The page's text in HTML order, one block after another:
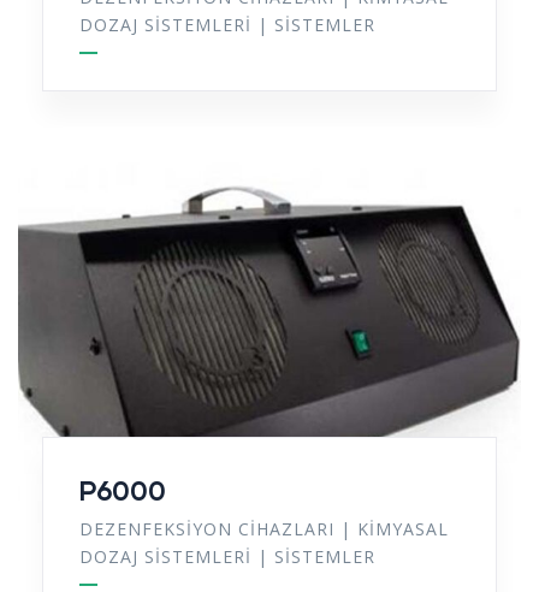
DOZAJ SISTEMLERI | SISTEMLER
P6000
DEZENFEKSIYON CIHAZLARI | KIMYASAL
DOZAJ SISTEMLERI | SISTEMLER